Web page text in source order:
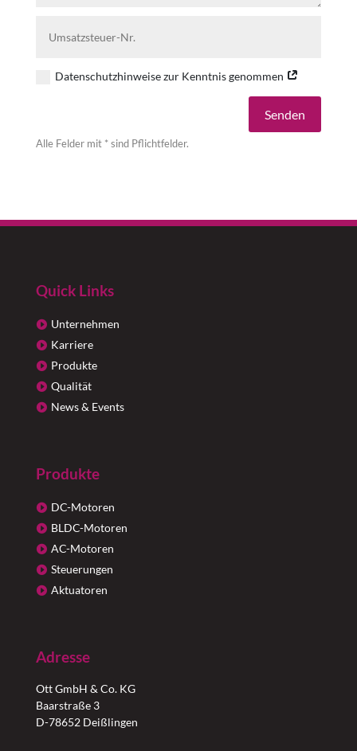
Datenschutzhinweise zur Kenntnis genommen
Senden
Alle Felder mit * sind Pflichtfelder.
Quick Links
Unternehmen
Karriere
Produkte
Qualität
News & Events
Produkte
DC-Motoren
BLDC-Motoren
AC-Motoren
Steuerungen
Aktuatoren
Adresse
Ott GmbH & Co. KG
Baarstraße 3
D-78652 Deißlingen